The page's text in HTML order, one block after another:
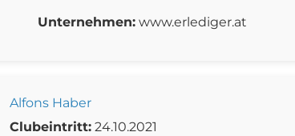
Unternehmen: www.erlediger.at
Alfons Haber
Clubeintritt: 24.10.2021